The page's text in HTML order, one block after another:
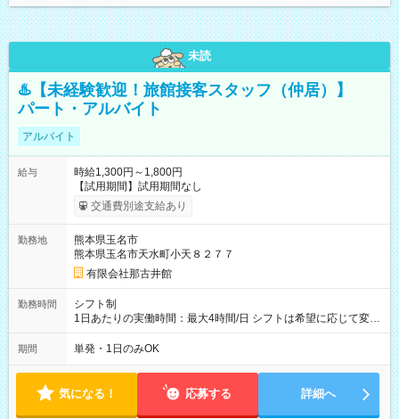
未読
♨️【未経験歓迎！旅館接客スタッフ（仲居）】
パート・アルバイト
アルバイト
給与
時給1,300円～1,800円
【試用期間】試用期間なし
交通費別途支給あり
勤務地
熊本県玉名市
熊本県玉名市天水町小天８２７７
有限会社那古井館
勤務時間
シフト制
1日あたりの実働時間：最大4時間/日 シフトは希望に応じて変更
します。
期間 単発・1日のみOK
気になる！ 応募する 詳細へ